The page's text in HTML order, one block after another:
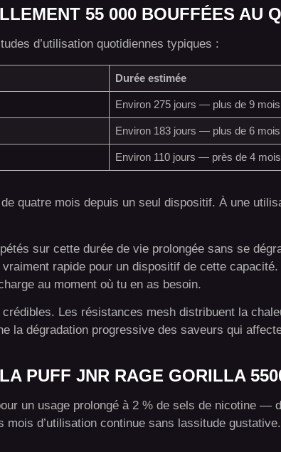
55 000 BOUFFÉES AU
d’utilisation quotidiennes typiques :
Durée estimée
Environ 275 jours — plus de 9 mois
Environ 183 jours — plus de 6 mois
Environ 110 jours — près de 4 mois
quatre mois depuis un seul dispositif. À une
sur cette durée de vie prolongée sans se
rapide pour un dispositif de cette capacité.
au moment où tu en as besoin.
Les résistances mesh distribuent la
la dégradation progressive des saveurs qui
PUFF JNR RAGE GORILLA
un usage prolongé à 2 % de sels de nicotine —
d’utilisation continue sans lassitude